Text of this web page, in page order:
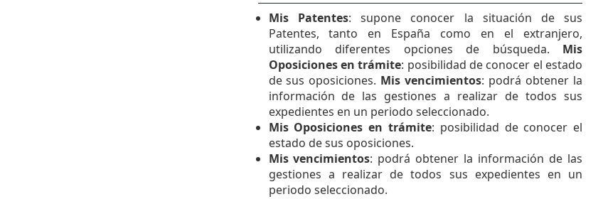
Mis Patentes: supone conocer la situación de sus
Patentes, tanto en España como en el extranjero,
utilizando diferentes opciones de búsqueda. Mis
Oposiciones en trámite: posibilidad de conocer el estado
de sus oposiciones. Mis vencimientos: podrá obtener la
información de las gestiones a realizar de todos sus
expedientes en un periodo seleccionado.
Mis Oposiciones en trámite: posibilidad de conocer el
estado de sus oposiciones.
Mis vencimientos: podrá obtener la información de las
gestiones a realizar de todos sus expedientes en un
periodo seleccionado.